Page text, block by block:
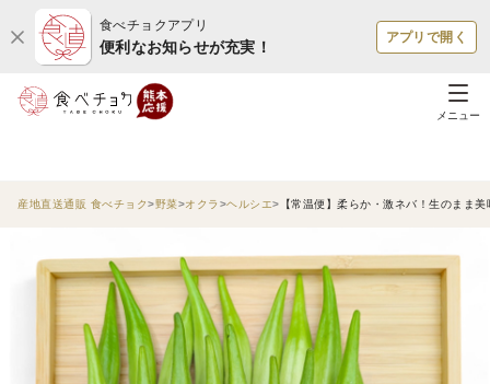
食べチョクアプリ
便利なお知らせが充実！
アプリで開く
メニュー
産地直送通販 食べチョク 野菜 オクラ ヘルシエ 【常温便】柔らか・激ネバ！生のまま